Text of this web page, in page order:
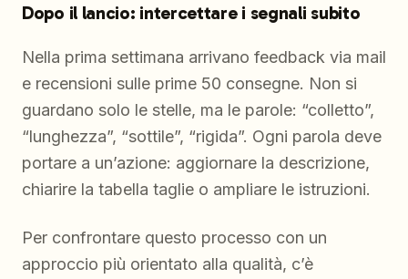
Dopo il lancio: intercettare i segnali subito
Nella prima settimana arrivano feedback via mail
e recensioni sulle prime 50 consegne. Non si
guardano solo le stelle, ma le parole: “colletto”,
“lunghezza”, “sottile”, “rigida”. Ogni parola deve
portare a un’azione: aggiornare la descrizione,
chiarire la tabella taglie o ampliare le istruzioni.
Per confrontare questo processo con un
approccio più orientato alla qualità, c’è